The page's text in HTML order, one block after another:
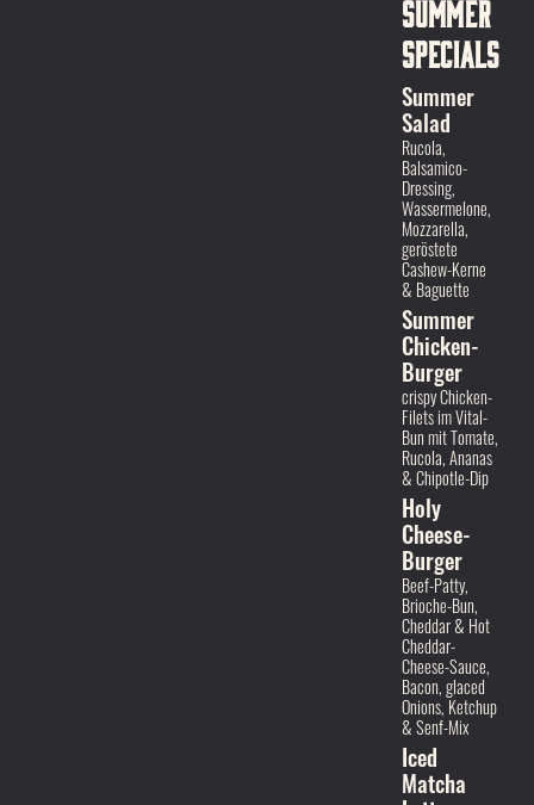
Summer
Specials
Summer
Salad
Rucola,
Balsamico-
Dressing,
Wassermelone,
Mozzarella,
geröstete
Cashew-Kerne
& Baguette
Summer
Chicken-
Burger
crispy Chicken-
Filets im Vital-
Bun mit Tomate,
Rucola, Ananas
& Chipotle-Dip
Holy
Cheese-
Burger
Beef-Patty,
Brioche-Bun,
Cheddar & Hot
Cheddar-
Cheese-Sauce,
Bacon, glaced
Onions, Ketchup
& Senf-Mix
Iced
Matcha